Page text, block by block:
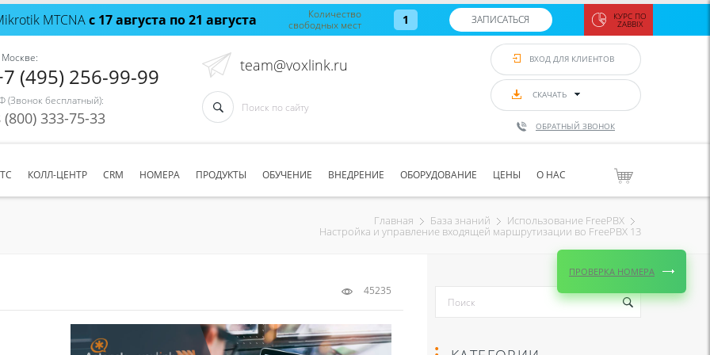
MTCNAс 17 августа по 21 августа
Количество
свободных мест
1 ЗАПИСАТЬСЯ КУРС ПО
ZABBIX
ВХОД ДЛЯ КЛИЕНТОВ
СКАЧАТЬ
ОБРАТНЫЙ ЗВОНОК
(495) 256-99-99
(Звонок бесплатный):
(800) 333-75-33
team@voxlink.ru
КОЛЛ-ЦЕНТР CRM НОМЕРА ПРОДУКТЫ ОБУЧЕНИЕ ВНЕДРЕНИЕ ОБОРУДОВАНИЕ ЦЕНЫ О НАС
Главная База знаний Использование FreePBX
Настройка и управление входящей маршрутизации во FreePBX 13
45235
ПРОВЕРКА НОМЕРА